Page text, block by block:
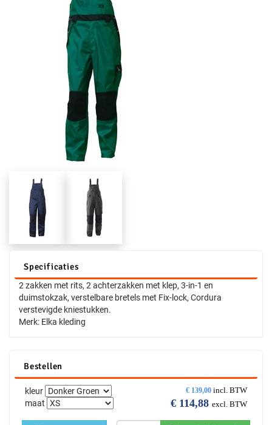
Specificaties
2 zakken met rits, 2 achterzakken met klep, 3-in-1 en
duimstokzak, verstelbare bretels met Fix-lock, Cordura
verstevigde kniestukken.
Merk: Elka kleding
Bestellen
€ 139,00 incl. BTW
€ 114,88 excl. BTW
kleur
maat